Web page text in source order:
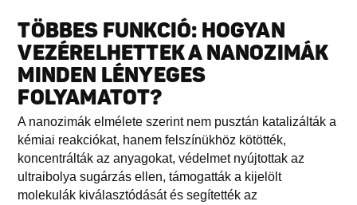
TÖBBES FUNKCIÓ: HOGYAN
VEZÉRELHETTEK A NANOZIMÁK
MINDEN LÉNYEGES
FOLYAMATOT?
A nanozimák elmélete szerint nem pusztán katalizálták a
kémiai reakciókat, hanem felszínükhöz kötötték,
koncentrálták az anyagokat, védelmet nyújtottak az
ultraibolya sugárzás ellen, támogatták a kijelölt
molekulák kiválasztódását és segítették az